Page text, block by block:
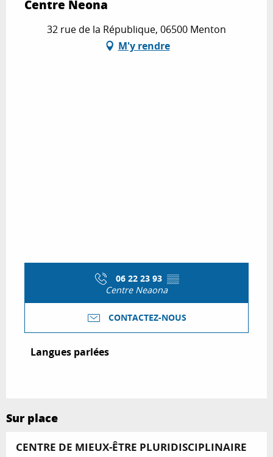
Centre Neona
32 rue de la République, 06500 Menton
M'y rendre
06 22 23 93 ▒▒
Centre Neaona
CONTACTEZ-NOUS
Langues parlées
Langues parlées
Sur place
CENTRE DE MIEUX-ÊTRE PLURIDISCIPLINAIRE